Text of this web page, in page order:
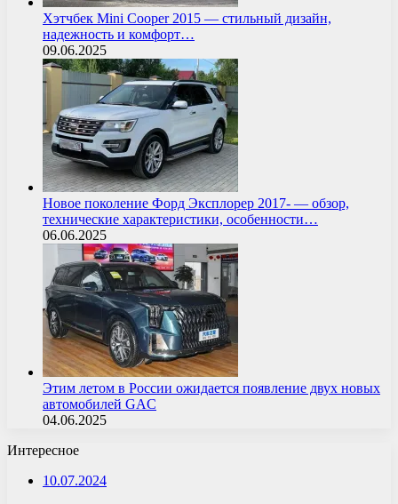
Хэтчбек Mini Cooper 2015 — стильный дизайн,
надежность и комфорт…
09.06.2025
Новое поколение Форд Эксплорер 2017- — обзор,
технические характеристики, особенности…
06.06.2025
Этим летом в России ожидается появление двух новых
автомобилей GAC
04.06.2025
Интересное
10.07.2024